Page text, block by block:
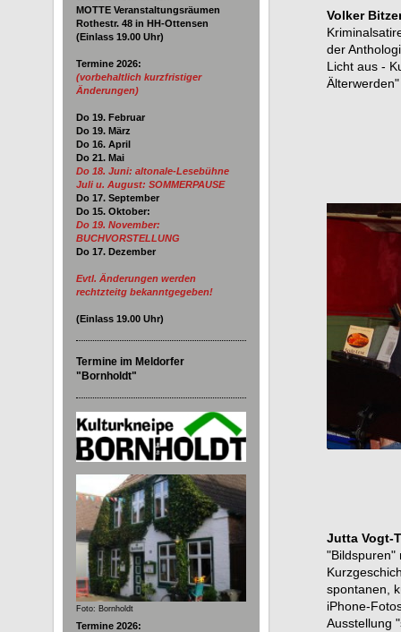
MOTTE Veranstaltungsräumen
Rothestr. 48 in HH-Ottensen
(Einlass 19.00 Uhr)
Termine 2026:
(vorbehaltlich kurzfristiger
Änderungen)
Do 19. Februar
Do 19. März
Do 16. April
Do 21. Mai
Do 18. Juni: altonale-Lesebühne
Juli u. August: SOMMERPAUSE
Do 17. September
Do 15. Oktober:
Do 19. November:
BUCHVORSTELLUNG
Do 17. Dezember
Evtl. Änderungen werden
rechtzteitg bekanntgegeben!
(Einlass 19.00 Uhr)
Termine im Meldorfer
"Bornholdt"
Foto: Bornholdt
Termine 2026:
Volker
der
Licht aus -
Älterwerden"
Jutta Vogt-
"Bildspuren"
spontanen,
iPhone-
Ausstellung